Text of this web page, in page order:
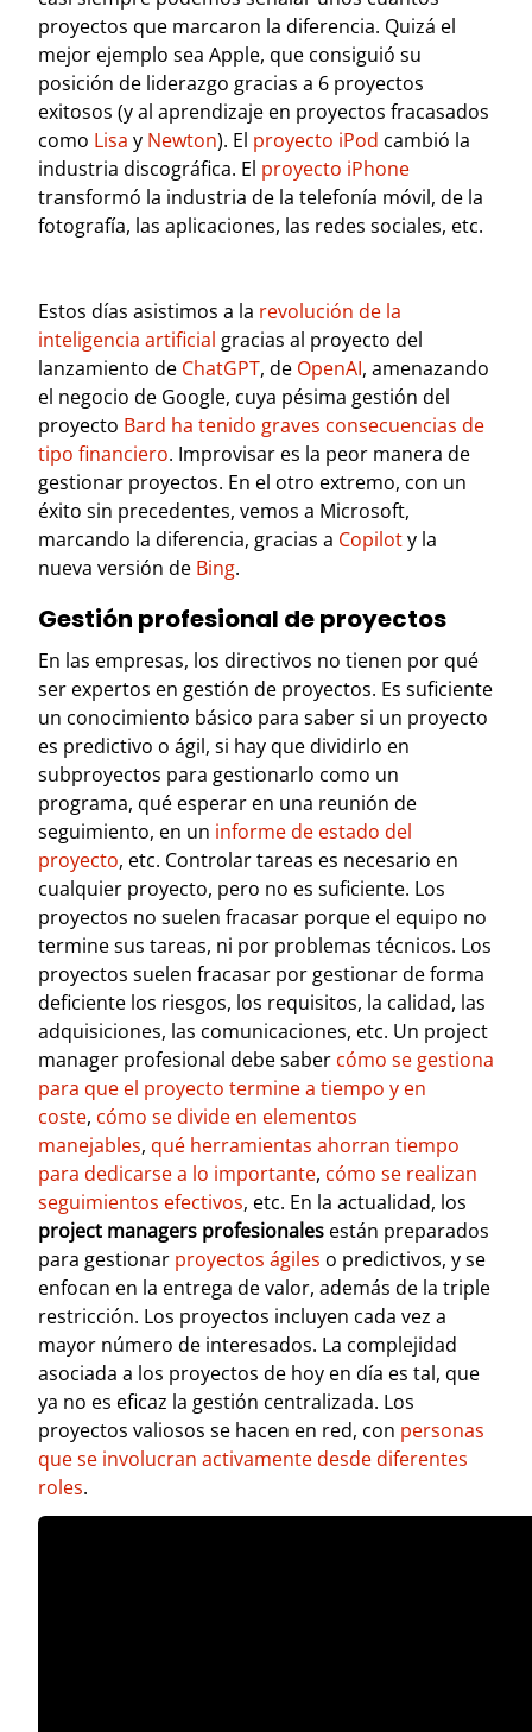
proyectos que marcaron la diferencia. Quizá el
mejor ejemplo sea Apple, que consiguió su
posición de liderazgo gracias a 6 proyectos
exitosos (y al aprendizaje en proyectos fracasados
como Lisa y Newton). El proyecto iPod cambió la
industria discográfica. El proyecto iPhone
transformó la industria de la telefonía móvil, de la
fotografía, las aplicaciones, las redes sociales, etc.
Estos días asistimos a la revolución de la
inteligencia artificial gracias al proyecto del
lanzamiento de ChatGPT, de OpenAI, amenazando
el negocio de Google, cuya pésima gestión del
proyecto Bard ha tenido graves consecuencias de
tipo financiero. Improvisar es la peor manera de
gestionar proyectos. En el otro extremo, con un
éxito sin precedentes, vemos a Microsoft,
marcando la diferencia, gracias a Copiloty la
nueva versión de Bing.
Gestión profesional de proyectos
En las empresas, los directivos no tienen por qué
ser expertos en gestión de proyectos. Es suficiente
un conocimiento básico para saber si un proyecto
es predictivo o ágil, si hay que dividirlo en
subproyectos para gestionarlo como un
programa, qué esperar en una reunión de
seguimiento, en un informe de estado del
proyecto, etc. Controlar tareas es necesario en
cualquier proyecto, pero no es suficiente. Los
proyectos no suelen fracasar porque el equipo no
termine sus tareas, ni por problemas técnicos. Los
proyectos suelen fracasar por gestionar de forma
deficiente los riesgos, los requisitos, la calidad, las
adquisiciones, las comunicaciones, etc. Un project
manager profesional debe saber cómo se gestiona
para que el proyecto termine a tiempo y en
coste, cómo se divide en elementos
manejables, qué herramientas ahorran tiempo
para dedicarse a lo importante, cómo se realizan
seguimientos efectivos, etc. En la actualidad, los
project managers profesionales están preparados
para gestionar proyectos ágiles o predictivos, y se
enfocan en la entrega de valor, además de la triple
restricción. Los proyectos incluyen cada vez a
mayor número de interesados. La complejidad
asociada a los proyectos de hoy en día es tal, que
ya no es eficaz la gestión centralizada. Los
proyectos valiosos se hacen en red, con personas
que se involucran activamente desde diferentes
roles.